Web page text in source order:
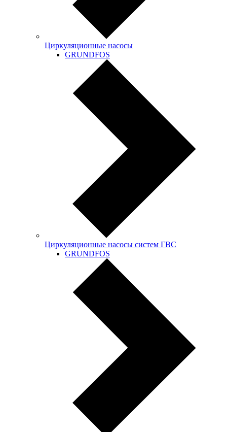
Циркуляционные насосы
GRUNDFOS
Циркуляционные насосы систем ГВС
GRUNDFOS